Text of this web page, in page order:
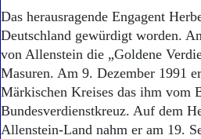
Das herausragende Engagent
Deutschland gewürdigt worden.
von Allenstein die „Goldene
Masuren. Am 9. Dezember 1991
Märkischen Kreises das ihm vom
Bundesverdienstkreuz. Auf dem
Allenstein-Land nahm er am 19.